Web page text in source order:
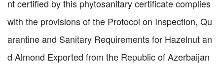
nt certified by this phytosanitary certificate complies
with the provisions of the Protocol on Inspection, Qu
arantine and Sanitary Requirements for Hazelnut an
d Almond Exported from the Republic of Azerbaijan